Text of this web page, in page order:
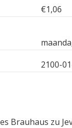
€1,06
2100-
Brauhaus zu